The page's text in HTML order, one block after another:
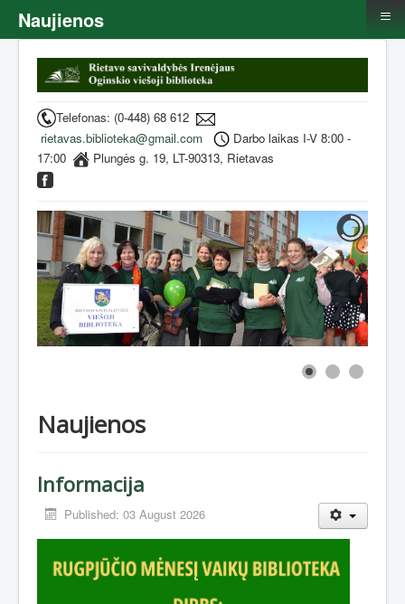
Telefonas: (0-448) 68 612
rietavas.biblioteka@gmail.com
Darbo laikas I-V 8:00 -
17:00
Plungės g. 19, LT-90313, Rietavas
Naujienos
Informacija
Published: 03 August 2026
Naujienos ≡